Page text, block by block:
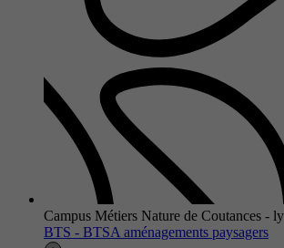
Campus Métiers Nature de Coutances -
BTS - BTSA aménagements paysagers